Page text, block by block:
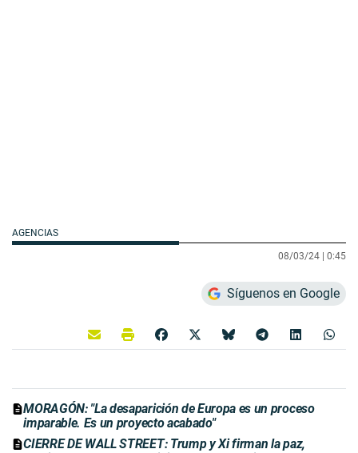
AGENCIAS
08/03/24 | 0:45
Síguenos en Google
MORAGÓN: "La desaparición de Europa es un proceso
imparable. Es un proyecto acabado"
CIERRE DE WALL STREET: Trump y Xi firman la paz,